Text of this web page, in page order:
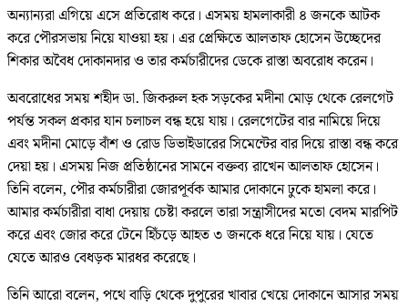
অন্যান্যরা এগিয়ে এসে প্রতিরোধ করে। এসময় হামলাকারী ৪ জনকে আটক
করে পৌরসভায় নিয়ে যাওয়া হয়। এর প্রেক্ষিতে আলতাফ হোসেন উচ্ছেদের
শিকার অবৈধ দোকানদার ও তার কর্মচারীদের ডেকে রাস্তা অবরোধ করেন।
অবরোধের সময় শহীদ ডা. জিকরুল হক সড়কের মদীনা মোড় থেকে রেলগেট
পর্যন্ত সকল প্রকার যান চলাচল বন্ধ হয়ে যায়। রেলগেটের বার নামিয়ে দিয়ে
এবং মদীনা মোড়ে বাঁশ ও রোড ডিভাইডারের সিমেন্টের বার দিয়ে রাস্তা বন্ধ করে
দেয়া হয়। এসময় নিজ প্রতিষ্ঠানের সামনে বক্তব্য রাখেন আলতাফ হোসেন।
তিনি বলেন, পৌর কর্মচারীরা জোরপূর্বক আমার দোকানে ঢুকে হামলা করে।
আমার কর্মচারীরা বাধা দেয়ায় চেষ্টা করলে তারা সন্ত্রাসীদের মতো বেদম মারপিট
করে এবং জোর করে টেনে হিঁচড়ে আহত ৩ জনকে ধরে নিয়ে যায়। যেতে
যেতে আরও বেধড়ক মারধর করেছে।
তিনি আরো বলেন, পথে বাড়ি থেকে দুপুরের খাবার খেয়ে দোকানে আসার সময়